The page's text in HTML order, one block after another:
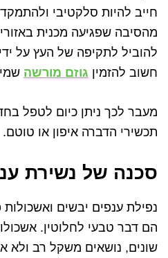
חייב להיות סלקטיבי
מהסיבה שפגיעה מכנית
להוביל לתקיפה של העץ על
חשוב להזמין גוזם מורשה
מעבר לכך ניתן כיום לטפל
תכשירי הדברה איפון או טוטם.
סכנה של נשירת
נפילת ענפים יבשים
הם דבר טבעי לחלוטין.
שונים, נושאים משקל רב ולא